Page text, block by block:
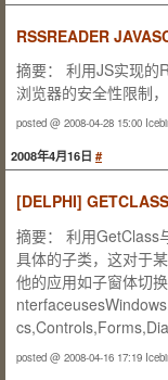
RSSREADER
摘要： 利用JS实现的
浏览器的安全性限制
posted @ 2008-04-28 15:00
2008年4月16日 #
[DELPHI]
摘要： 利用GetClass
具体的子类，这对于
他的应用如子窗体切
posted @ 2008-04-16 17:19